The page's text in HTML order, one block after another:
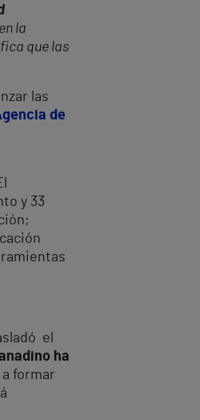
la
que las
las
de
y 33
el
ha
formar